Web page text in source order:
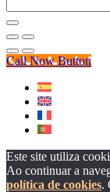
Call Now Button
Este site utiliza
Ao continuar a
política de cookies.